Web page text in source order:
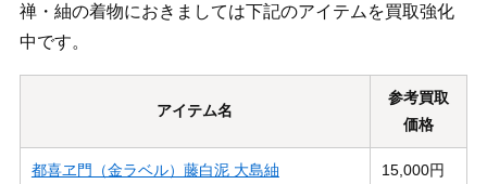
禅・紬の着物におきましては下記のアイテムを買取強化
中です。
アイテム名
参考買取
価格
都喜ヱ門（金ラベル）藤白泥 大島紬 15,000円